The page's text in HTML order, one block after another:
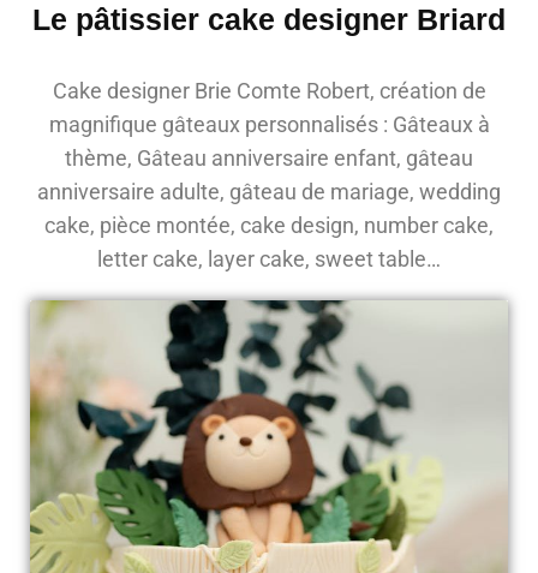
Le pâtissier cake designer Briard
Cake designer Brie Comte Robert, création de
magnifique gâteaux personnalisés : Gâteaux à
thème, Gâteau anniversaire enfant, gâteau
anniversaire adulte, gâteau de mariage, wedding
cake, pièce montée, cake design, number cake,
letter cake, layer cake, sweet table…